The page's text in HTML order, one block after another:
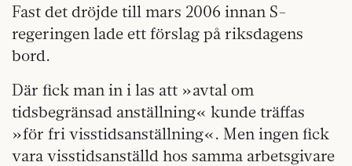
Fast det dröjde till mars 2006 innan S-
regeringen lade ett förslag på riksdagens
bord.
Där fick man in i las att »avtal om
tidsbegränsad anställning« kunde träffas
»för fri visstidsanställning«. Men ingen fick
vara visstidsanställd hos samma arbetsgivare